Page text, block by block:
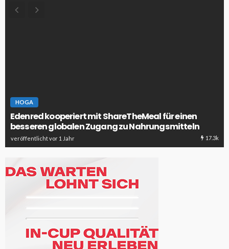
HOGA
Edenred kooperiert mit ShareTheMeal für einen
besseren globalen Zugang zu Nahrungsmitteln
veröffentlicht vor 1 Jahr 17.3k